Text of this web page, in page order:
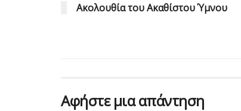
Aκολουθία του Ακαθίστου Ύμνου
Αφήστε μια απάντηση